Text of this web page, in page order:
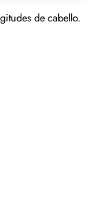
de cabello.